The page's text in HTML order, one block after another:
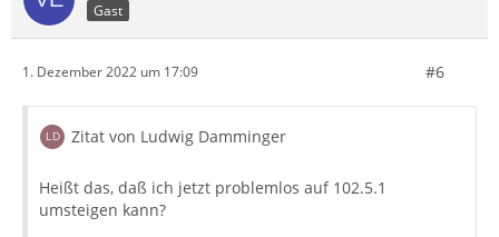
Gast
1. Dezember 2022 um 17:09 #6
Zitat von Ludwig Damminger
Heißt das, daß ich jetzt problemlos auf 102.5.1
umsteigen kann?